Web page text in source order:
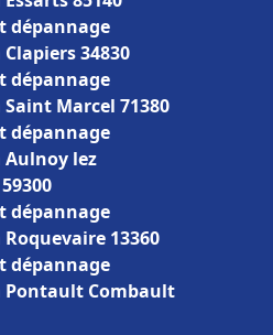
dépannage
34830
dépannage
Marcel 71380
dépannage
lez
dépannage
13360
dépannage
Pontault Combault